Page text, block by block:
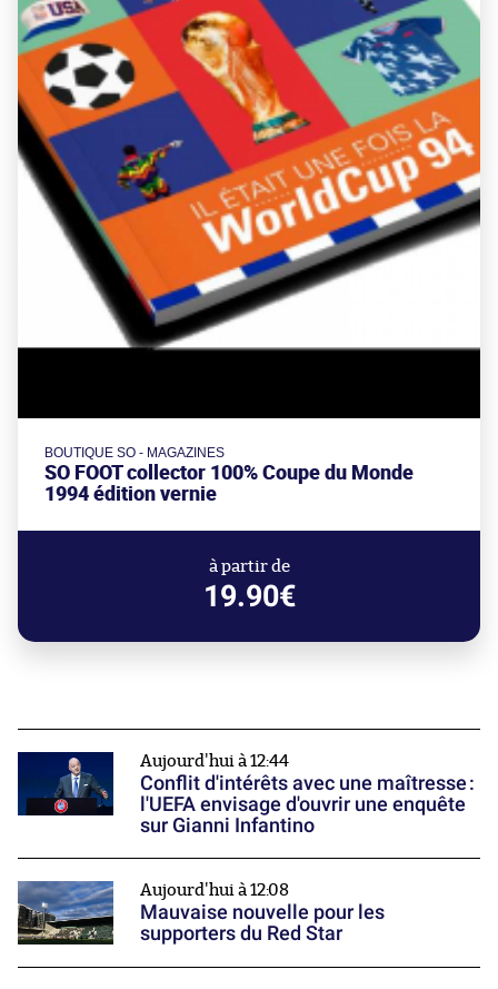
BOUTIQUE SO - MAGAZINES
SO FOOT collector 100% Coupe du Monde
1994 édition vernie
à partir de
19.90€
Aujourd'hui à 12:44
Conflit d'intérêts avec une maîtresse :
l'UEFA envisage d'ouvrir une enquête
sur Gianni Infantino
Aujourd'hui à 12:08
Mauvaise nouvelle pour les
supporters du Red Star